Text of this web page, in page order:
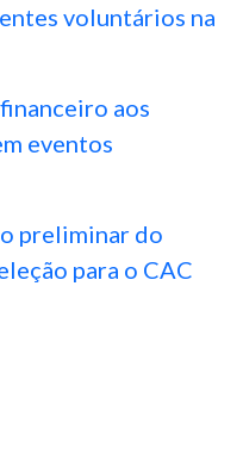
voluntários na
aos
eventos
preliminar do
para o CAC